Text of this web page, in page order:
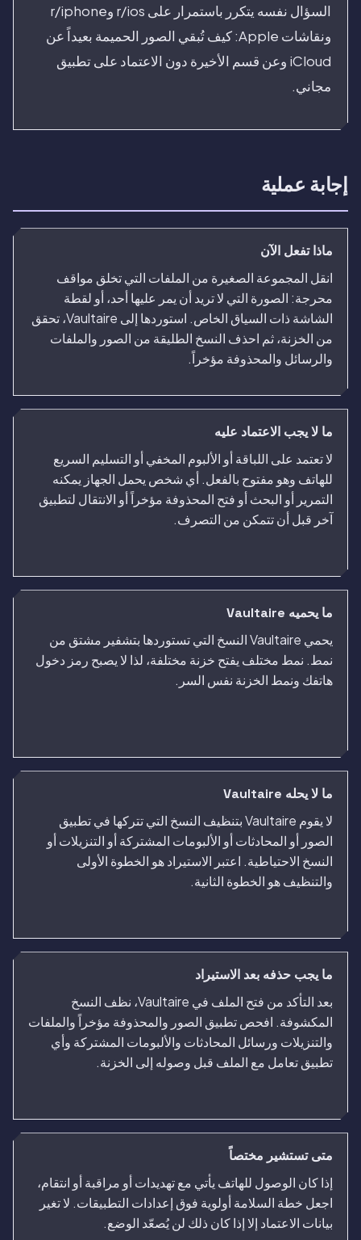
السؤال نفسه يتكرر باستمرار على r/ios وr/iphone
ونقاشات Apple: كيف تُبقي الصور الحميمة بعيداً عن
iCloud وعن قسم الأخيرة دون الاعتماد على تطبيق
مجاني.
إجابة عملية
ماذا تفعل الآن
انقل المجموعة الصغيرة من الملفات التي تخلق مواقف
محرجة: الصورة التي لا تريد أن يمر عليها أحد، أو لقطة
الشاشة ذات السياق الخاص. استوردها إلى Vaultaire، تحقق
من الخزنة، ثم احذف النسخ الطليقة من الصور والملفات
والرسائل والمحذوفة مؤخراً.
ما لا يجب الاعتماد عليه
لا تعتمد على اللباقة أو الألبوم المخفي أو التسليم السريع
للهاتف وهو مفتوح بالفعل. أي شخص يحمل الجهاز يمكنه
التمرير أو البحث أو فتح المحذوفة مؤخراً أو الانتقال لتطبيق
آخر قبل أن تتمكن من التصرف.
ما يحميه Vaultaire
يحمي Vaultaire النسخ التي تستوردها بتشفير مشتق من
نمط. نمط مختلف يفتح خزنة مختلفة، لذا لا يصبح رمز دخول
هاتفك ونمط الخزنة نفس السر.
ما لا يحله Vaultaire
لا يقوم Vaultaire بتنظيف النسخ التي تتركها في تطبيق
الصور أو المحادثات أو الألبومات المشتركة أو التنزيلات أو
النسخ الاحتياطية. اعتبر الاستيراد هو الخطوة الأولى
والتنظيف هو الخطوة الثانية.
ما يجب حذفه بعد الاستيراد
بعد التأكد من فتح الملف في Vaultaire، نظف النسخ
المكشوفة. افحص تطبيق الصور والمحذوفة مؤخراً والملفات
والتنزيلات ورسائل المحادثات والألبومات المشتركة وأي
تطبيق تعامل مع الملف قبل وصوله إلى الخزنة.
متى تستشير مختصاً
إذا كان الوصول للهاتف يأتي مع تهديدات أو مراقبة أو انتقام،
اجعل خطة السلامة أولوية فوق إعدادات التطبيقات. لا تغير
بيانات الاعتماد إلا إذا كان ذلك لن يُصعّد الوضع.